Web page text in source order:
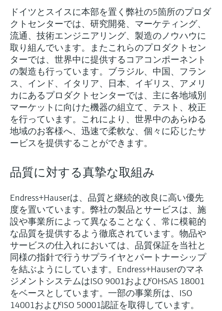
化学成分の光学式分析
Netilion IIoT
ソフトウェア
製品ツール
製品ファインダ
製品選定ツール『Applicator』
Device Viewer（デバイス ビューワ
ー）
機器固有の情報とドキュメント（取扱説明
書、技術仕様書、後継製品、スペアパー
ツ）を見つける
スペアパーツの検索
製品ルート、注文コード、またはシリアル
番号から予備部品を検索
製品一覧
静圧レベル測定
導電率式レベル計
フロート式レベルスイッチ
放射線式レベル計
パドル式レベルスイッチ
サーボ式レベル計
機械式レベル計
圧力を使用したレベル測定
製品一覧
自動ウォーターサンプラ
TOC, COD & SAC アナライザ
ORP（酸化 還元 電位）センサお
よび変換器
汚泥界面センサおよび変換器
栄養塩測定用アナライザ & センサ
マイクロ波透過による測定
Memosens technology
製品一覧
温度スイッチ
表面温度計
ケーブル付プローブ
マルチポイント温度計
製品一覧
ハンドヘルドコミュニケータ
Energy managers & application
managers
サージアレスタ
製品一覧
プロセスガスアナライザ
大気質計測機器
煙検出器
視程測定装置
overheight detectors（車両の高さ
超過検出器）
製品一覧
Netilion Device Viewer
Netilion Water
電力とエネルギー産業
鉱業、鉄鋼産業：持続可能な未来
を引き出す
ユーティリティ - 蒸気ソリューシ
ョン
すべての業界の注目
ーション
プロセス産業を変革するデジタル
の力
意思決定に活用できるプロセスの
見える化で実現するオペレーショ
ナルエクセレンス
ームなら、場所を問わず、最新技術を効率
的に学べます。豊富なコースとリソース
で、あなたのスキルアップを力強くサポー
トします。
イベント & トレーニング
研修、セミナー、展示会、サミット、オン
ラインセミナーなど、さまざまなイベント
からお選びください。
キャリア
サステナビリティ
関連会社
Endress+Hauser Optical Analysis
Endress+Hauser SICK
イベント & トレーニング ファイ
ンダ
Job opportunities at
Endress+Hauser SICK
ドイツとスイスに本部を置く弊社の5箇所のプロダ
クトセンターでは、研究開発、マーケティング、
流通、技術エンジニアリング、製造のノウハウに
取り組んでいます。またこれらのプロダクトセン
ターでは、世界中に提供するコアコンポーネント
の製造も行っています。ブラジル、中国、フラン
ス、インド、イタリア、日本、イギリス、アメリ
カにあるプロダクトセンターでは、主に各地域別
マーケットに向けた機器の組立て、テスト、校正
を行っています。これにより、世界中のあらゆる
地域のお客様へ、迅速で柔軟な、個々に応じたサ
ービスを提供することができます。
品質に対する真摯な取組み
Endress+Hauserは、品質と継続的改良に高い優先
度を置いています。弊社の製品とサービスは、施
設や事業所によって異なることなく、常に模範的
な品質を提供するよう徹底されています。物品や
サービスの仕入れにおいては、品質保証を当社と
同様の指針で行うサプライヤとパートナーシップ
を結ぶようにしています。Endress+Hauserのマネ
ジメントシステムはISO 9001およびOHSAS 18001
をベースとしています。一部の事業所は、ISO
14001およびISO 50001認証を取得しています。